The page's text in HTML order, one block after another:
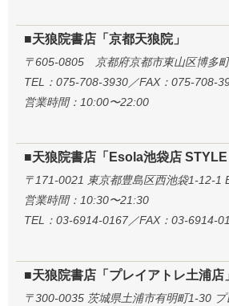
■天狼院書店「京都天狼院」
〒605-0805 京都府京都市東山区博多
TEL：075-708-3930／FAX：075-708-
営業時間：10:00〜22:00
■天狼院書店「Esola池袋店 STYLE
〒171-0021 東京都豊島区西池袋1-12-1
営業時間：10:30〜21:30
TEL：03-6914-0167／FAX：03-6914-
■天狼院書店「プレイアトレ土浦店
〒300-0035 茨城県土浦市有明町1-30